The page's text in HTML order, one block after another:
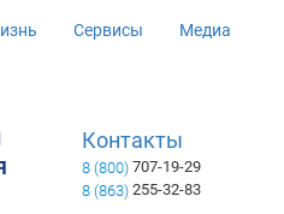
Сервисы Медиа
Контакты
8 (800) 707-19-29
8 (863) 255-32-83